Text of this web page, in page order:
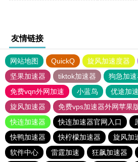
友情链接
网站地图 QuickQ 旋风加速度器
坚果加速器
tiktok加速器
狗急加
免费vqn外网加速
小蓝鸟 优途加
旋风加速器
免费vps加速器外网苹果
快连加速器
快连加速器官网入口
快鸭加速器
快柠檬加速器 旋风加
软件中心
雷霆加速 狂飙加速器